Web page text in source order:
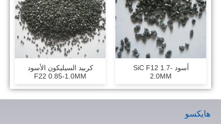
أسود SiC F12 1.7-
2.0MM
كربيد السيليكون الأسود
F22 0.85-1.0MM
هايكسو